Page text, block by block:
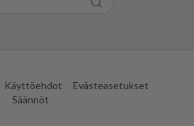
Käyttöehdot
Evästeasetukset
Säännöt